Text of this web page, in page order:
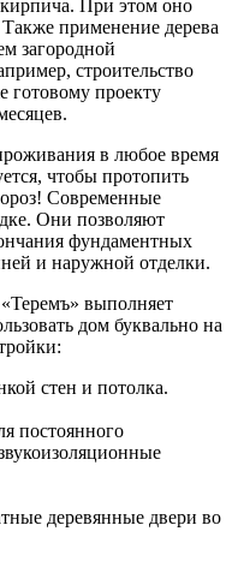
При этом оно
Также применение дерева
загородной
строительство
готовому проекту
в любое время
чтобы протопить
Современные
Они позволяют
фундаментных
и наружной отделки.
выполняет
дом буквально на
стен и потолка.
постоянного
деревянные двери во